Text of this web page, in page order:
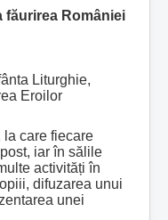
făurirea României
Liturghie,
Eroilor
la care fiecare
iar în sălile
activități în
difuzarea unui
unei